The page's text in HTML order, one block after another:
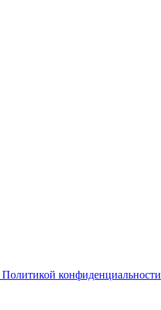
Политикой конфиденциальности